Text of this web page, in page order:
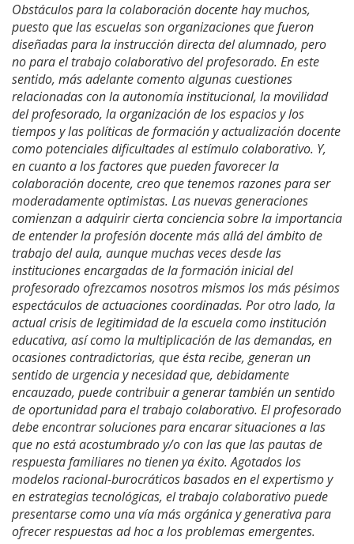
Obstáculos para la colaboración docente hay muchos,
puesto que las escuelas son organizaciones que fueron
diseñadas para la instrucción directa del alumnado, pero
no para el trabajo colaborativo del profesorado. En este
sentido, más adelante comento algunas cuestiones
relacionadas con la autonomía institucional, la movilidad
del profesorado, la organización de los espacios y los
tiempos y las políticas de formación y actualización docente
como potenciales dificultades al estímulo colaborativo. Y,
en cuanto a los factores que pueden favorecer la
colaboración docente, creo que tenemos razones para ser
moderadamente optimistas. Las nuevas generaciones
comienzan a adquirir cierta conciencia sobre la importancia
de entender la profesión docente más allá del ámbito de
trabajo del aula, aunque muchas veces desde las
instituciones encargadas de la formación inicial del
profesorado ofrezcamos nosotros mismos los más pésimos
espectáculos de actuaciones coordinadas. Por otro lado, la
actual crisis de legitimidad de la escuela como institución
educativa, así como la multiplicación de las demandas, en
ocasiones contradictorias, que ésta recibe, generan un
sentido de urgencia y necesidad que, debidamente
encauzado, puede contribuir a generar también un sentido
de oportunidad para el trabajo colaborativo. El profesorado
debe encontrar soluciones para encarar situaciones a las
que no está acostumbrado y/o con las que las pautas de
respuesta familiares no tienen ya éxito. Agotados los
modelos racional-burocráticos basados en el expertismo y
en estrategias tecnológicas, el trabajo colaborativo puede
presentarse como una vía más orgánica y generativa para
ofrecer respuestas ad hoc a los problemas emergentes.